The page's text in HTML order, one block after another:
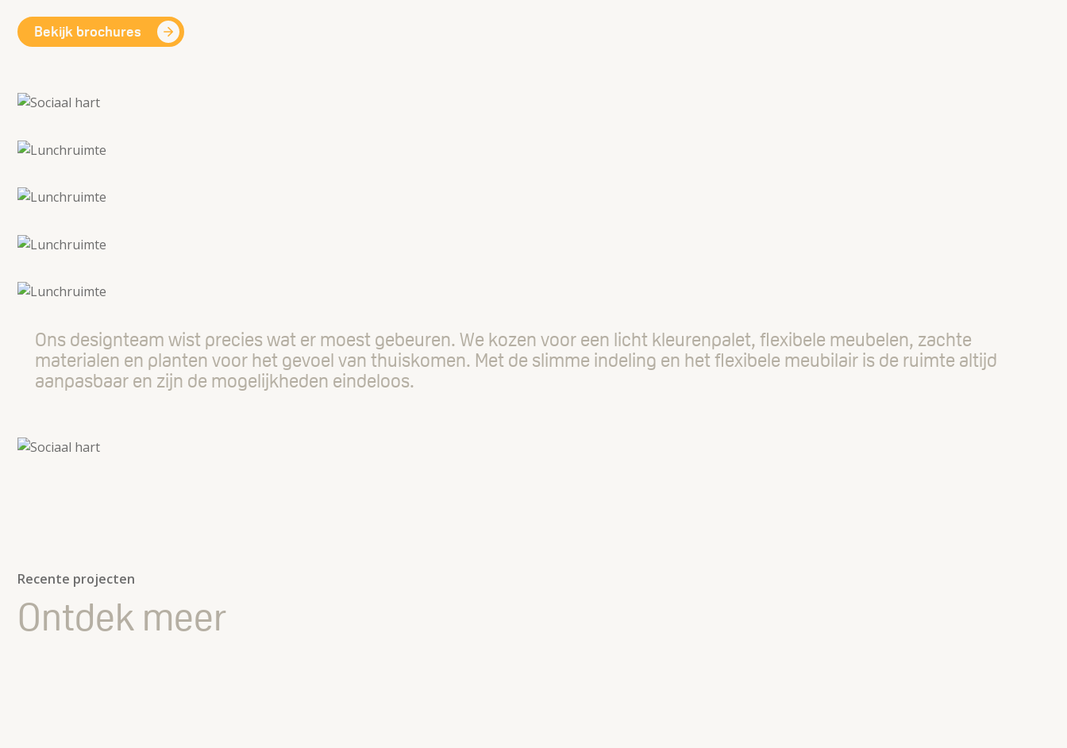
Bekijk brochures
Ons designteam wist precies wat er moest gebeuren. We kozen voor een licht kleurenpalet, flexibele meubelen, zachte
materialen en planten voor het gevoel van thuiskomen. Met de slimme indeling en het flexibele meubilair is de ruimte altijd
aanpasbaar en zijn de mogelijkheden eindeloos.
Recente projecten
Ontdek meer